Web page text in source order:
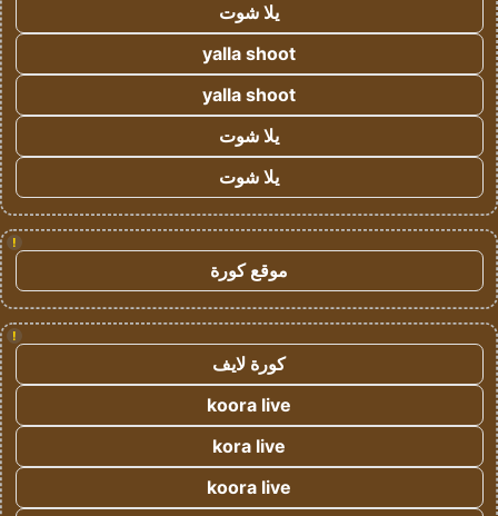
يلا شوت
yalla shoot
yalla shoot
يلا شوت
يلا شوت
!
موقع كورة
!
كورة لايف
koora live
kora live
koora live